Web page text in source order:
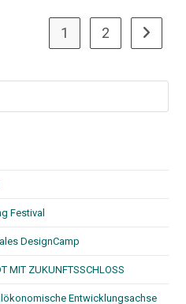
1 2 Zur
Festival
DesignCamp
MIT ZUKUNFTSSCHLOSS
Entwicklungsachse